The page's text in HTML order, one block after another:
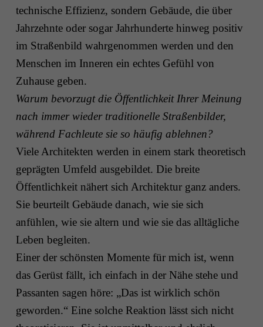
technische Effizienz, sondern Gebäude, die über
Jahrzehnte oder sogar Jahrhunderte hinweg positiv
im Straßenbild wahrgenommen werden und den
Menschen im Inneren ein echtes Gefühl von
Zuhause geben.
Warum bevorzugt die Öffentlichkeit Ihrer Meinung
nach immer wieder traditionelle Straßenbilder,
während Fachleute sie so häufig ablehnen?
Viele Architekten werden in einem stark theoretisch
geprägten Umfeld ausgebildet. Die breite
Öffentlichkeit nähert sich Architektur ganz anders.
Sie beurteilt Gebäude danach, wie sie sich
anfühlen, wie sie altern und wie sie das alltägliche
Leben begleiten.
Einer der schönsten Momente für mich ist, wenn
das Gerüst fällt, ich einfach in der Nähe stehe und
Passanten sagen höre: „Das ist wirklich schön
geworden.“ Eine solche Reaktion lässt sich nicht